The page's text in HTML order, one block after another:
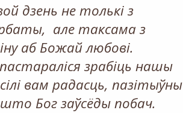
дзень не толькі з
але таксама з
аб Божай любові.
зрабіць нашы
вам радасць, пазітыўны
Бог заўсёды побач.